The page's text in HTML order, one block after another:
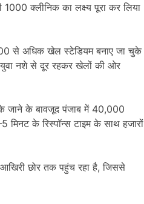
क्लीनिक का लक्ष्य पूरा कर लिया
से अधिक खेल स्टेडियम बनाए जा चुके
युवा नशे से दूर रहकर खेलों की ओर
जाने के बावजूद पंजाब में 40,000
मिनट के रिस्पॉन्स टाइम के साथ हजारों
छोर तक पहुंच रहा है, जिससे